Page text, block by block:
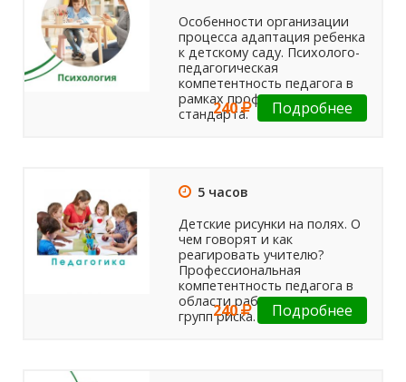
Особенности организации
процесса адаптация ребенка
к детскому саду. Психолого-
педагогическая
компетентность педагога в
рамках профессионального
стандарта.
240 Подробнее
5 часов
Детские рисунки на полях. О
чем говорят и как
реагировать учителю?
Профессиональная
компетентность педагога в
области работы с детьми
групп риска.
240 Подробнее